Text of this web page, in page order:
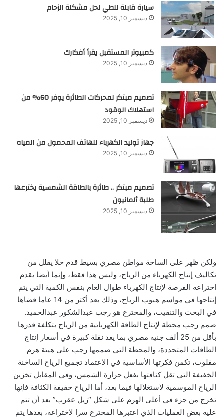
سيارة قابلة للطي لحل مشكلة الزحام
ديسمبر 10, 2025
كمبيوتر المستقبل يقرأ أفكارك
ديسمبر 10, 2025
تصميم مبتكر لمحركات الطائرة يوفر 60% من
استهلاك الوقود
ديسمبر 10, 2025
جهاز توليد الكهرباء للهاتف المحمول من المياه
ديسمبر 10, 2025
تصميم مبتكر .. طائرة بالطاقة الشمسية يخترعها
طلبة ألمانيون
ديسمبر 10, 2025
ولكن ظهر على الساحة مواطن مصري بسيط قدم حلا يقلل من
تكاليف إنتاج الكهرباء من الرياح، وليس هذا فقط، وإنما أيضا يقدم
اختراعه الفرصة لإنتاج الكهرباء طوال العام بنفس الكمية التي يتم
إنتاجها في مواسم هبوب الرياح، وذلك بعد أكثر من 14 عاما قضاها
في البحث والتنقيب، والمخترع هو رجب عبدالشكور عبدالحميد.
صمم رجب محطة لإنتاج الطاقة الكهربائية من الرياح بتكلفة قدرها
بأقل من 25 ألف جنيه مصري بما يعد نقلة كبيرة في أسعار إنتاج
الطاقات المتجددة، والمحطة التي صممها رجب على هيئة هرم
مقلوب، تكمن فكرتها الأساسية في الاعتماد تجميع الرياح الساخنة
الخفيفة التي تقل كثافتها بفعل حرارة الشمس، وفي المقابل تخزين
الرياح الموسمية لاستغلالها فيما بعد، أما الرياح خفيفة الكثافة فإنها
تخرج من جزء في أعلى الهرم على شكل “زيل عقرب” بعد أن تتم
عليه بعض العمليات الذي اعتبرها المخترع سرا لاختراعه، بعدها يتم